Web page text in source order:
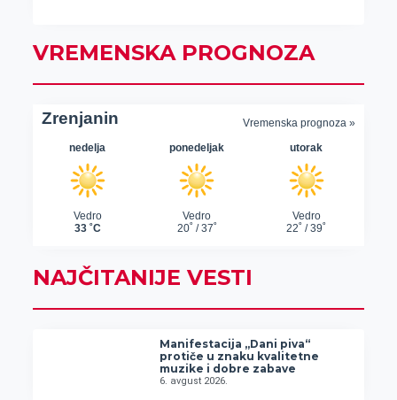
VREMENSKA PROGNOZA
NAJČITANIJE VESTI
Manifestacija „Dani piva“
protiče u znaku kvalitetne
muzike i dobre zabave
6. avgust 2026.